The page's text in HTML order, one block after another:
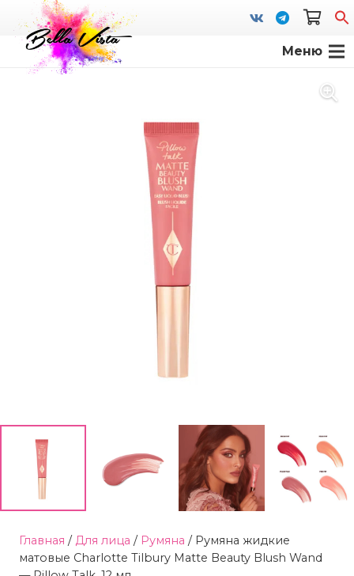
Меню
Главная / Для лица / Румяна / Румяна жидкие
матовые Charlotte Tilbury Matte Beauty Blush Wand